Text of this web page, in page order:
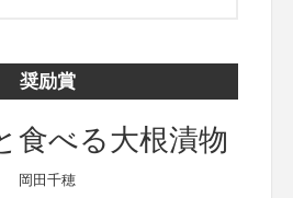
奨励賞
食べる大根漬物
岡田千穂